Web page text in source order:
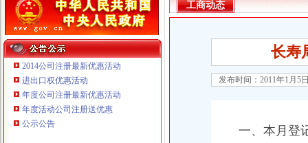
本站导航
2014公司注册最新优惠活动
进出口权优惠活动
年度公司注册最新优惠活动
年度活动公司注册送优惠
公示公告
重庆鸽牌电线电缆有限公司 渝北10010万 (进出口权)
重庆傲志众达投资咨询有限责任公司 渝九1000万 （增资）
工商动态
长寿
发布时间：2011年1月5
一、本月登